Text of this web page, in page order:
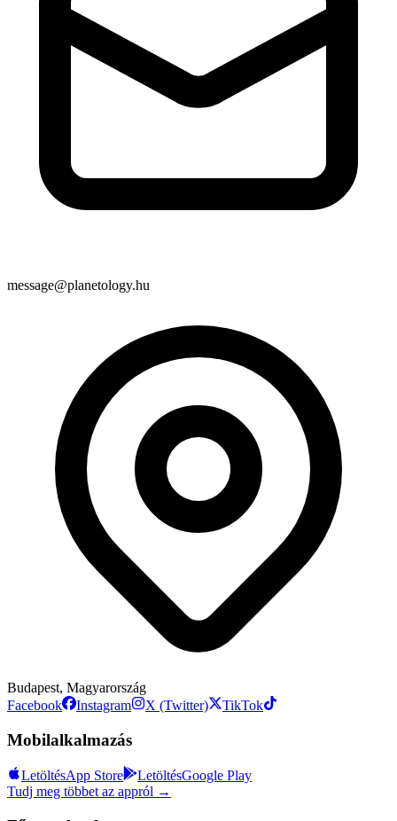
message@planetology.hu
Budapest, Magyarország
Facebook
Instagram X (Twitter) TikTok
Mobilalkalmazás
LetöltésApp Store LetöltésGoogle Play
Tudj meg többet az appról →